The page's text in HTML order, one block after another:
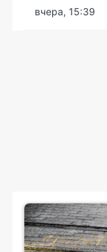
вчера, 15:39